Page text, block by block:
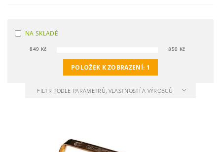
NA SKLADĚ
849 Kč 850 Kč
POLOŽEK K ZOBRAZENÍ: 1
FILTR PODLE PARAMETRŮ, VLASTNOSTÍ A VÝROBCŮ